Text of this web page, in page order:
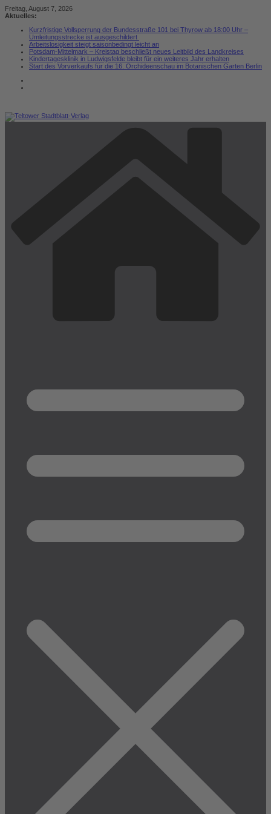
Zum
Inhalt
Freitag, August 7, 2026
Aktuelles:
Kurzfristige Vollsperrung der Bundesstraße 101 bei Thyrow ab 18:00 Uhr –
Umleitungsstrecke ist ausgeschildert
Arbeitslosigkeit steigt saisonbedingt leicht an
Potsdam-Mittelmark – Kreistag beschließt neues Leitbild des Landkreises
Kindertagesklinik in Ludwigsfelde bleibt für ein weiteres Jahr erhalten
Start des Vorverkaufs für die 16. Orchideenschau im Botanischen Garten Berlin